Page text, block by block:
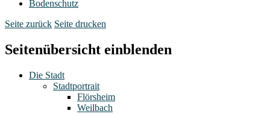
Bodenschutz
Seite zurück Seite drucken
Seitenübersicht einblenden
Die Stadt
Stadtportrait
Flörsheim
Weilbach